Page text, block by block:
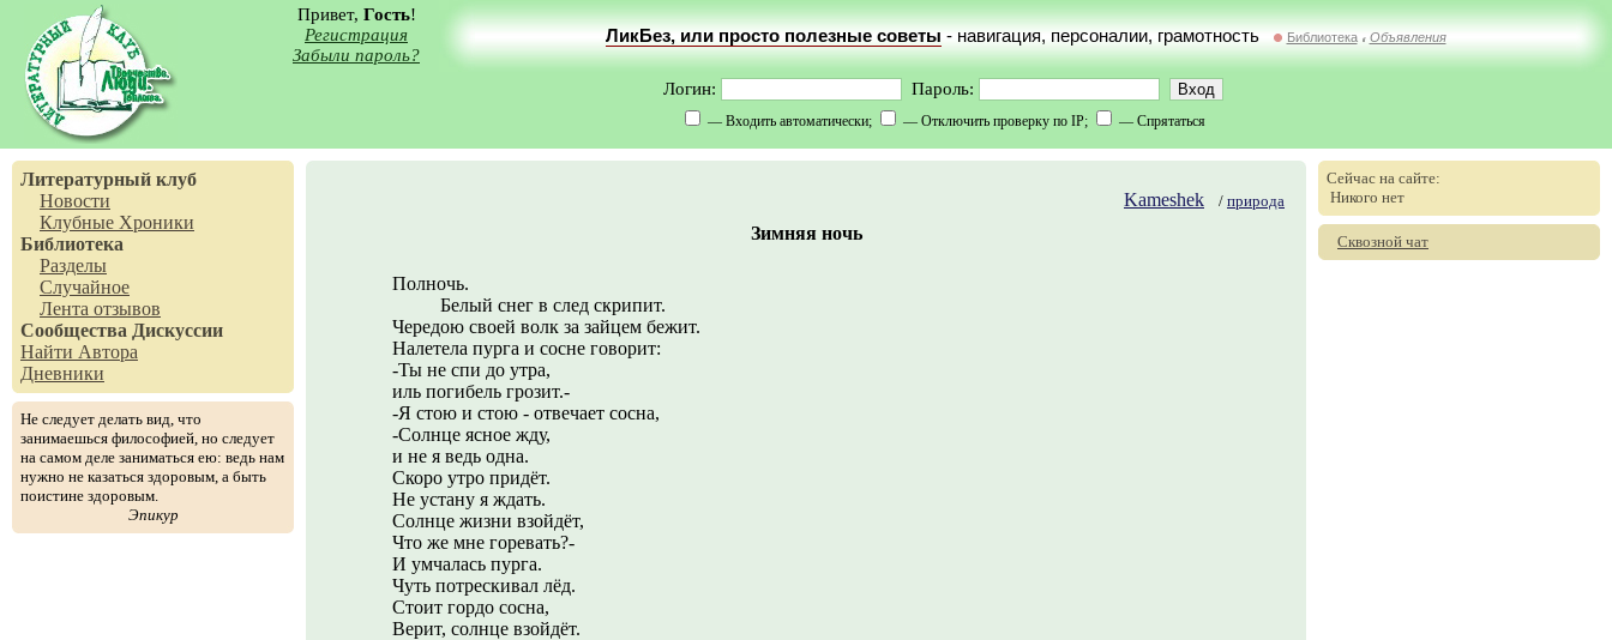
Привет, Гость!
Регистрация
Забыли пароль?
ЛикБез, или просто полезные советы - навигация, персоналии, грамотность Библиотека // Объявления
Логин: Пароль:
— Входить автоматически; — Отключить проверку по IP; — Спрятаться
Литературный клуб
Новости
Клубные Хроники
Библиотека
Разделы
Случайное
Лента отзывов
Сообщества Дискуссии
Найти Автора
Дневники
Не следует делать вид, что
занимаешься философией, но следует
на самом деле заниматься ею: ведь нам
нужно не казаться здоровым, а быть
поистине здоровым.
Эпикур
Kameshek / природа
Зимняя ночь
Полночь.
Белый снег в след скрипит.
Чередою своей волк за зайцем бежит.
Налетела пурга и сосне говорит:
-Ты не спи до утра,
иль погибель грозит.-
-Я стою и стою - отвечает сосна,
-Солнце ясное жду,
и не я ведь одна.
Скоро утро придёт.
Не устану я ждать.
Солнце жизни взойдёт,
Что же мне горевать?-
И умчалась пурга.
Чуть потрескивал лёд.
Стоит гордо сосна,
Верит, солнце взойдёт.
Сейчас на сайте:
Никого нет
Сквозной чат